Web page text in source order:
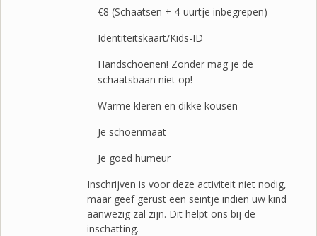
€8 (Schaatsen + 4-uurtje inbegrepen)
Identiteitskaart/Kids-ID
Handschoenen! Zonder mag je de
schaatsbaan niet op!
Warme kleren en dikke kousen
Je schoenmaat
Je goed humeur
Inschrijven is voor deze activiteit niet nodig,
maar geef gerust een seintje indien uw kind
aanwezig zal zijn. Dit helpt ons bij de
inschatting.